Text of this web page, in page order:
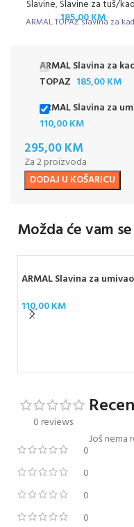
Slavine,Slavine za tuš/
185,00KM
ARMAL TOPAZ slavina za
ARMAL Slavina za
TOPAZ 185,00KM
ARMAL Slavina za
110,00KM
295,00KM
Za 2 proizvoda
DODAJ U KOŠARICU
Možda će vam
ARMAL Slavina za
110,00KM
0 reviews
0
0
0
0
Još nema